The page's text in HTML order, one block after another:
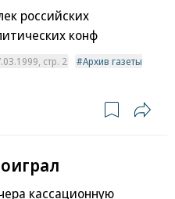
российских
конф
стр. 2
Архив газеты
кассационную